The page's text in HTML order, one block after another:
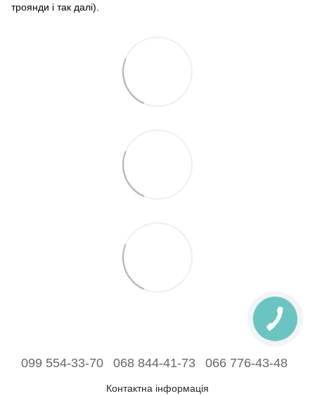
троянди і так далі).
099 554-33-70 068 844-41-73 066 776-43-48
Контактна інформація